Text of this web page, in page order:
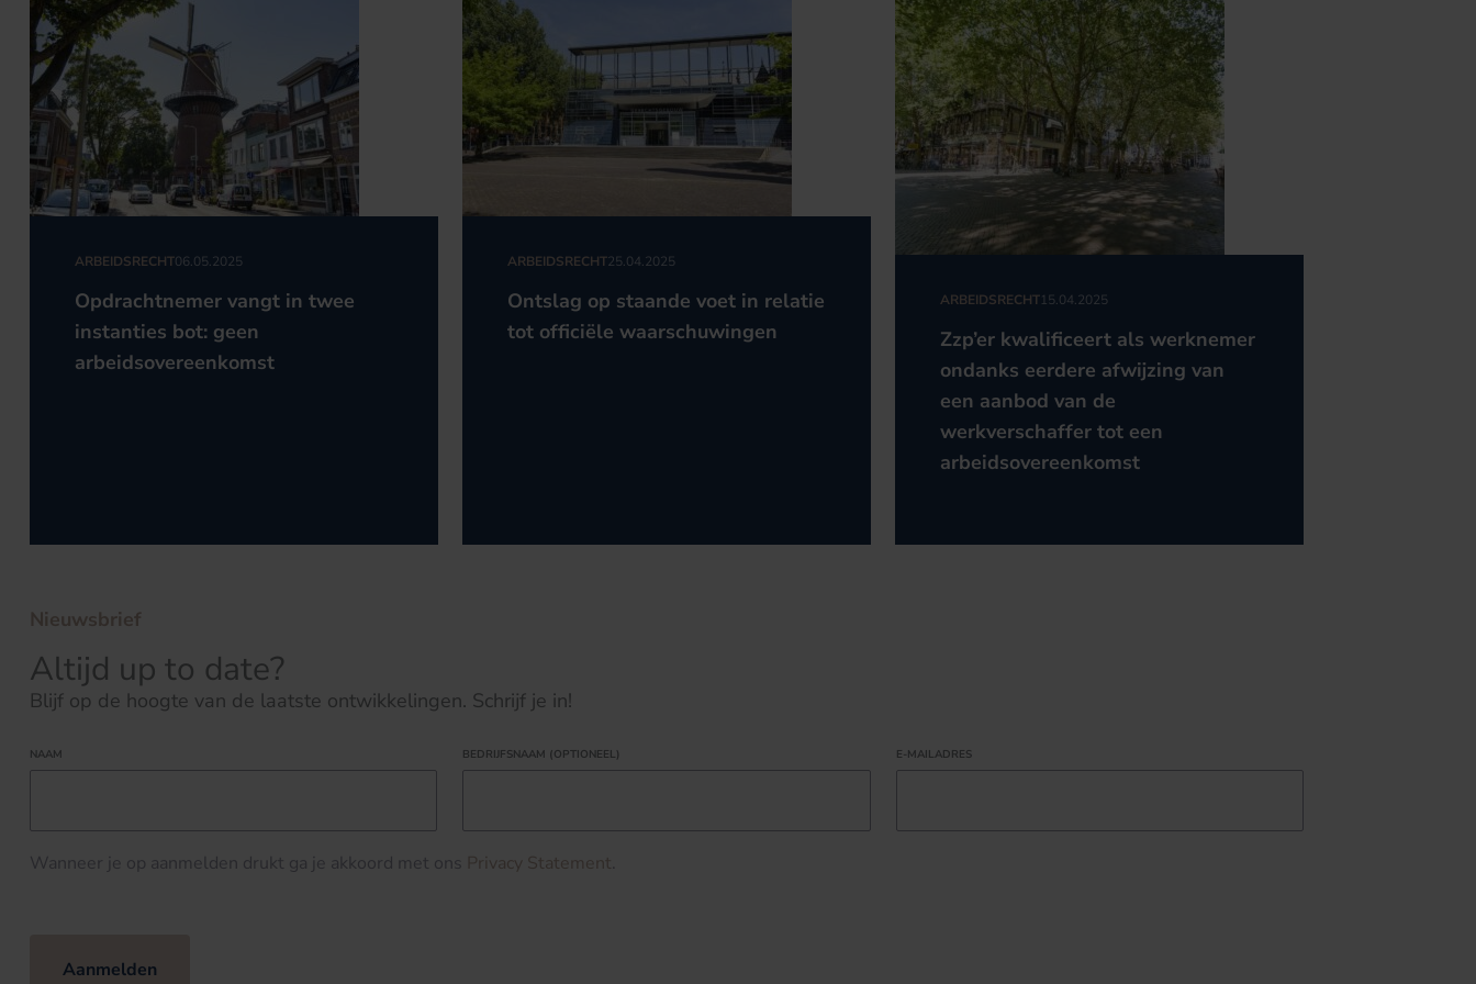
ARBEIDSRECHT06.05.2025
Opdrachtnemer vangt in twee
instanties bot: geen
arbeidsovereenkomst
ARBEIDSRECHT25.04.2025
Ontslag op staande voet in relatie
tot officiële waarschuwingen
ARBEIDSRECHT15.04.2025
Zzp’er kwalificeert als werknemer
ondanks eerdere afwijzing van
een aanbod van de
werkverschaffer tot een
arbeidsovereenkomst
Nieuwsbrief
Altijd up to date?
Blijf op de hoogte van de laatste ontwikkelingen. Schrijf je in!
NAAM BEDRIJFSNAAM (OPTIONEEL) E-MAILADRES
Wanneer je op aanmelden drukt ga je akkoord met ons Privacy Statement.
Aanmelden